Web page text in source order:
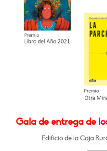
Gala de entrega de
Edificio de la Caja